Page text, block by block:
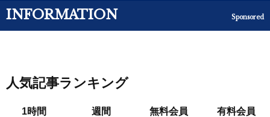
INFORMATION Sponsored
人気記事ランキング
1時間 週間 無料会員 有料会員